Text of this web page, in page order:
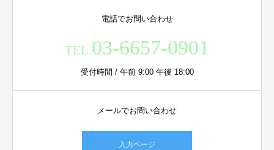
電話でお問い合わせ
TEL.03-6657-0901
受付時間 / 午前 9:00 午後 18:00
メールでお問い合わせ
入力ページ